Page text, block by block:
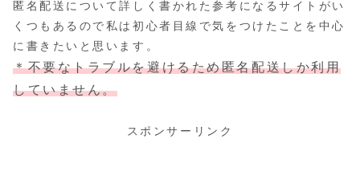
匿名配送について詳しく書かれた参考になるサイトがい
くつもあるので私は初心者目線で気をつけたことを中心
に書きたいと思います。
＊不要なトラブルを避けるため匿名配送しか利用
していません。
スポンサーリンク